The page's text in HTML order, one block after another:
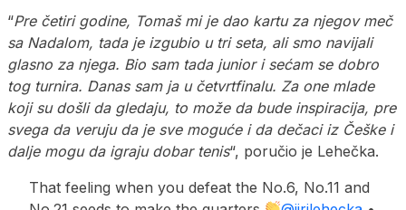
“Pre četiri godine, Tomaš mi je dao kartu za njegov meč
sa Nadalom, tada je izgubio u tri seta, ali smo navijali
glasno za njega. Bio sam tada junior i sećam se dobro
tog turnira. Danas sam ja u četvrtfinalu. Za one mlade
koji su došli da gledaju, to može da bude inspiracija, pre
svega da veruju da je sve moguće i da dečaci iz Češke i
dalje mogu da igraju dobar tenis“, poručio je Lehečka.
That feeling when you defeat the No.6, No.11 and